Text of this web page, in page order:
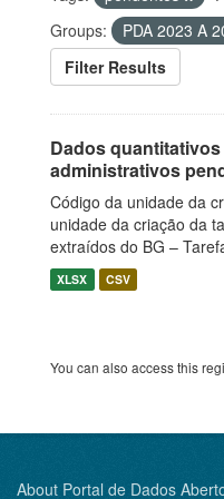
Groups:
PDA 2023 A
Filter Results
Dados
administrativos
Código da unidade da
unidade da criação da
extraídos do BG –
XLSX CSV
You can also access this
About Portal de Dados